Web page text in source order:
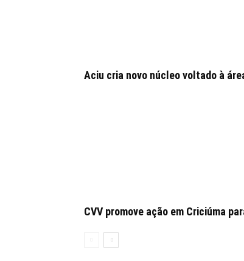
Aciu cria novo núcleo voltado à
CVV promove ação em Criciúma